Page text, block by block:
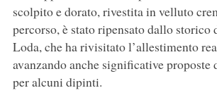
scolpito e dorato, rivestita in velluto
percorso, è stato ripensato dallo storico
Loda, che ha rivisitato l’allestimento
avanzando anche significative
per alcuni dipinti.